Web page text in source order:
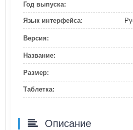
Год выпуска:
Язык интерфейса:
Версия:
Название:
Размер:
Таблетка:
Описание